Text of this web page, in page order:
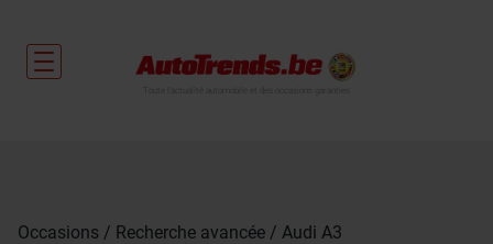
Occasions Recherche avancée Audi A3